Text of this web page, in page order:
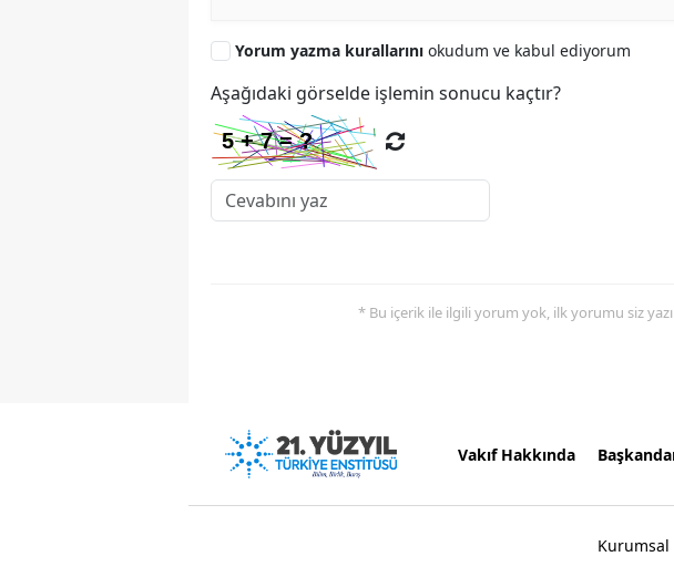
Yorum yazma kurallarını okudum ve kabul ediyorum
Aşağıdaki görselde işlemin sonucu kaçtır?
* Bu içerik ile ilgili yorum yok, ilk yorumu siz
Vakıf Hakkında
Kurumsal